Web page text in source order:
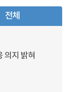
전체
의지 밝혀